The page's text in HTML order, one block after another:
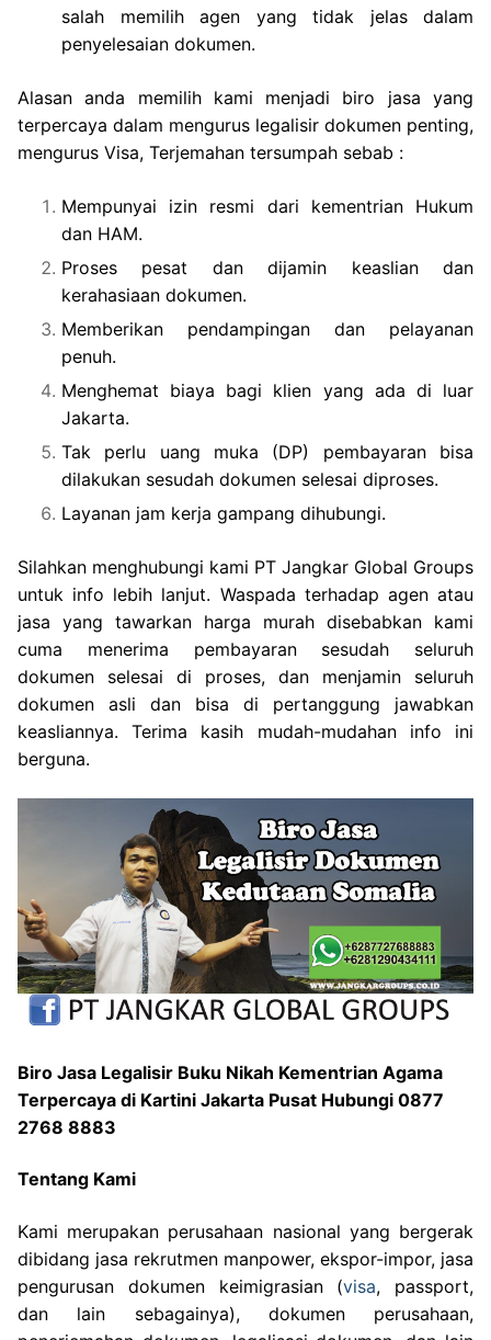
salah memilih agen yang tidak jelas dalam
penyelesaian dokumen.
Alasan anda memilih kami menjadi biro jasa yang
terpercaya dalam mengurus legalisir dokumen penting,
mengurus Visa, Terjemahan tersumpah sebab :
Mempunyai izin resmi dari kementrian Hukum
dan HAM.
Proses pesat dan dijamin keaslian dan
kerahasiaan dokumen.
Memberikan pendampingan dan pelayanan
penuh.
Menghemat biaya bagi klien yang ada di luar
Jakarta.
Tak perlu uang muka (DP) pembayaran bisa
dilakukan sesudah dokumen selesai diproses.
Layanan jam kerja gampang dihubungi.
Silahkan menghubungi kami PT Jangkar Global Groups
untuk info lebih lanjut. Waspada terhadap agen atau
jasa yang tawarkan harga murah disebabkan kami
cuma menerima pembayaran sesudah seluruh
dokumen selesai di proses, dan menjamin seluruh
dokumen asli dan bisa di pertanggung jawabkan
keasliannya. Terima kasih mudah-mudahan info ini
berguna.
Biro Jasa Legalisir Buku Nikah Kementrian Agama
Terpercaya di Kartini Jakarta Pusat Hubungi 0877
2768 8883
Tentang Kami
Kami merupakan perusahaan nasional yang bergerak
dibidang jasa rekrutmen manpower, ekspor-impor, jasa
pengurusan dokumen keimigrasian (visa, passport,
dan lain sebagainya), dokumen perusahaan,